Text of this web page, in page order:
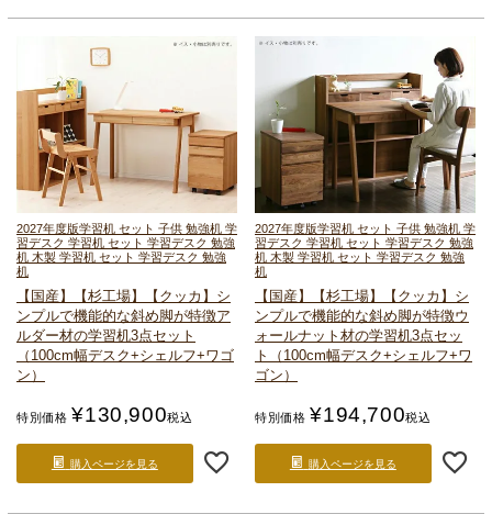
2027年度版学習机 セット 子供 勉強机 学
習デスク 学習机 セット 学習デスク 勉強
机 木製 学習机 セット 学習デスク 勉強
机
【国産】【杉工場】【クッカ】 シ
ンプルで機能的な斜め脚が特徴ア
ルダー材の学習机3点セット
（100cm幅デスク+シェルフ+ワゴ
ン）
特別価格 ¥130,900税込
購入ページを見る
2027年度版学習机 セット 子供 勉強机 学
習デスク 学習机 セット 学習デスク 勉強
机 木製 学習机 セット 学習デスク 勉強
机
【国産】【杉工場】【クッカ】 シ
ンプルで機能的な斜め脚が特徴ウ
ォールナット材の学習机3点セッ
ト
（100cm幅デスク+シェルフ+ワ
ゴン）
特別価格 ¥194,700税込
購入ページを見る